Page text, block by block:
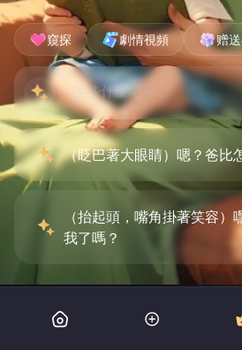
窺探 劇情視頻 赠
（眨巴著大眼睛）嗯？爸比
（抬起頭，嘴角掛著笑容）
我了嗎？